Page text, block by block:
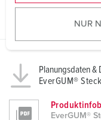
u
w
l
NUR
Planungsdaten &
EverGUM®
EverGUM®